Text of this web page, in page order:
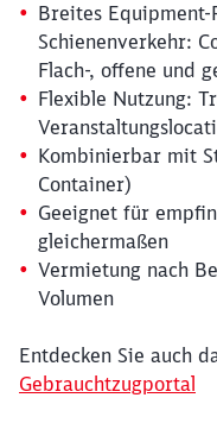
Breites
Schienenverkehr:
Flach-, offene und
Flexible Nutzung:
Kombinierbar mit
Container)
Geeignet für
gleichermaßen
Vermietung nach
Volumen
Entdecken Sie auch
Gebrauchtzugportal